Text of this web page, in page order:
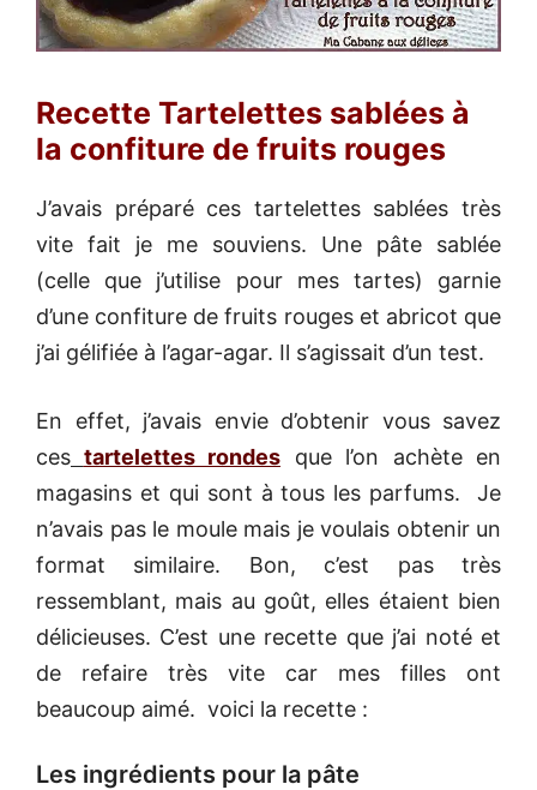
Recette Tartelettes sablées à
la confiture de fruits rouges
J’avais préparé ces tartelettes sablées très
vite fait je me souviens. Une pâte sablée
(celle que j’utilise pour mes tartes) garnie
d’une confiture de fruits rouges et abricot que
j’ai gélifiée à l’agar-agar. Il s’agissait d’un test.
En effet, j’avais envie d’obtenir vous savez
ces tartelettes rondes que l’on achète en
magasins et qui sont à tous les parfums. Je
n’avais pas le moule mais je voulais obtenir un
format similaire. Bon, c’est pas très
ressemblant, mais au goût, elles étaient bien
délicieuses. C’est une recette que j’ai noté et
de refaire très vite car mes filles ont
beaucoup aimé. voici la recette :
Les ingrédients pour la pâte